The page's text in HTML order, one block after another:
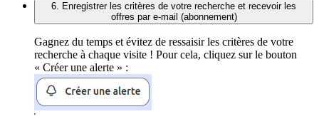
6. Enregistrer les critères de votre recherche et recevoir les
offres par e-mail (abonnement)
Gagnez du temps et évitez de ressaisir les critères de votre
recherche à chaque visite ! Pour cela, cliquez sur le bouton
« Créer une alerte » :